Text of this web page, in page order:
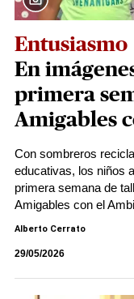
Entusiasmo
En
primera
Amigables
Con sombreros
educativas, los niños
primera semana de
Amigables con el
Alberto Cerrato
29/05/2026